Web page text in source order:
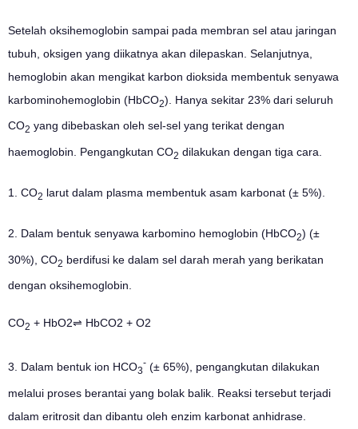
Setelah oksihemoglobin sampai pada membran sel atau jaringan
tubuh, oksigen yang diikatnya akan dilepaskan. Selanjutnya,
hemoglobin akan mengikat karbon dioksida membentuk senyawa
karbominohemoglobin (HbCO2). Hanya sekitar 23% dari seluruh
CO2 yang dibebaskan oleh sel-sel yang terikat dengan
haemoglobin. Pengangkutan CO2 dilakukan dengan tiga cara.
1. CO2 larut dalam plasma membentuk asam karbonat (± 5%).
2. Dalam bentuk senyawa karbomino hemoglobin (HbCO2) (±
30%), CO2 berdifusi ke dalam sel darah merah yang berikatan
dengan oksihemoglobin.
CO2 + HbO2⇌ HbCO2 + O2
3. Dalam bentuk ion HCO3
- (± 65%), pengangkutan dilakukan
melalui proses berantai yang bolak balik. Reaksi tersebut terjadi
dalam eritrosit dan dibantu oleh enzim karbonat anhidrase.